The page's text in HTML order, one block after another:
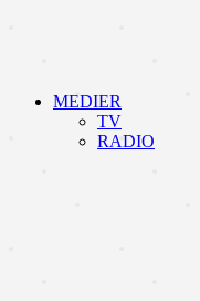
MEDIER
TV
RADIO